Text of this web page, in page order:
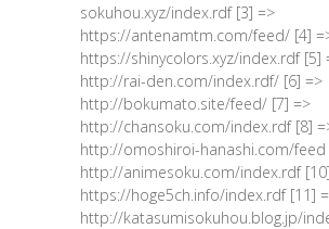
sokuhou.xyz/index.rdf [3] =>
https://antenamtm.com/feed/ [4]
https://shinycolors.xyz/index.rdf [5]
http://rai-den.com/index.rdf/ [6] =>
http://bokumato.site/feed/ [7] =>
http://chansoku.com/index.rdf [8]
http://omoshiroi-hanashi.com/feed
http://animesoku.com/index.rdf
https://hoge5ch.info/index.rdf [11]
http://katasumisokuhou.blog.jp/